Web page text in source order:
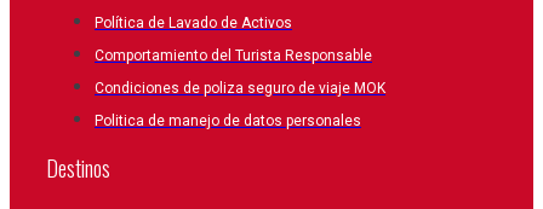
Política de Lavado de Activos
Comportamiento del Turista Responsable
Condiciones de poliza seguro de viaje MOK
Politica de manejo de datos personales
Destinos